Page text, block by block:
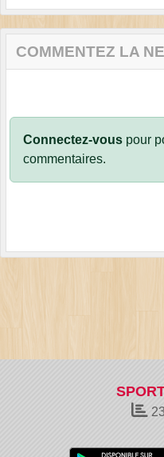
COMMENTEZ LA
Connectez-vous pour
commentaires.